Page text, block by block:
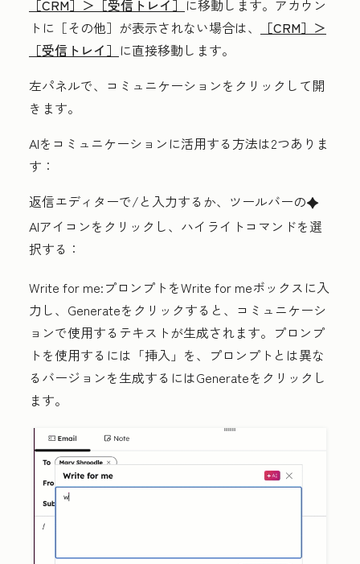
［CRM］＞ ［受信トレイ］ に移動します。アカウン
トに ［その他］が表示されない場合は、
［CRM］＞
［受信トレイ］ に直接移動します。
左パネルで、 コミュニケーションをクリックして開
きます。
AIをコミュニケーションに活用する方法は2つありま
す：
返信エディターで/と入力するか、ツールバーのartificialIntelligence
AIアイコンをクリックし、ハイライトコマンドを選
択する：
Write for me:プロンプトをWrite for meボックスに入
力し、 Generateをクリックすると、コミュニケーシ
ョンで使用するテキストが生成されます。プロンプ
トを使用するには 「挿入」 を、プロンプトとは異な
るバージョンを生成するにはGenerateをクリックし
ます。